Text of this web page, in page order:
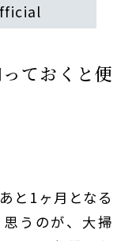
ておくと便
と1ヶ月となる
うのが、大掃